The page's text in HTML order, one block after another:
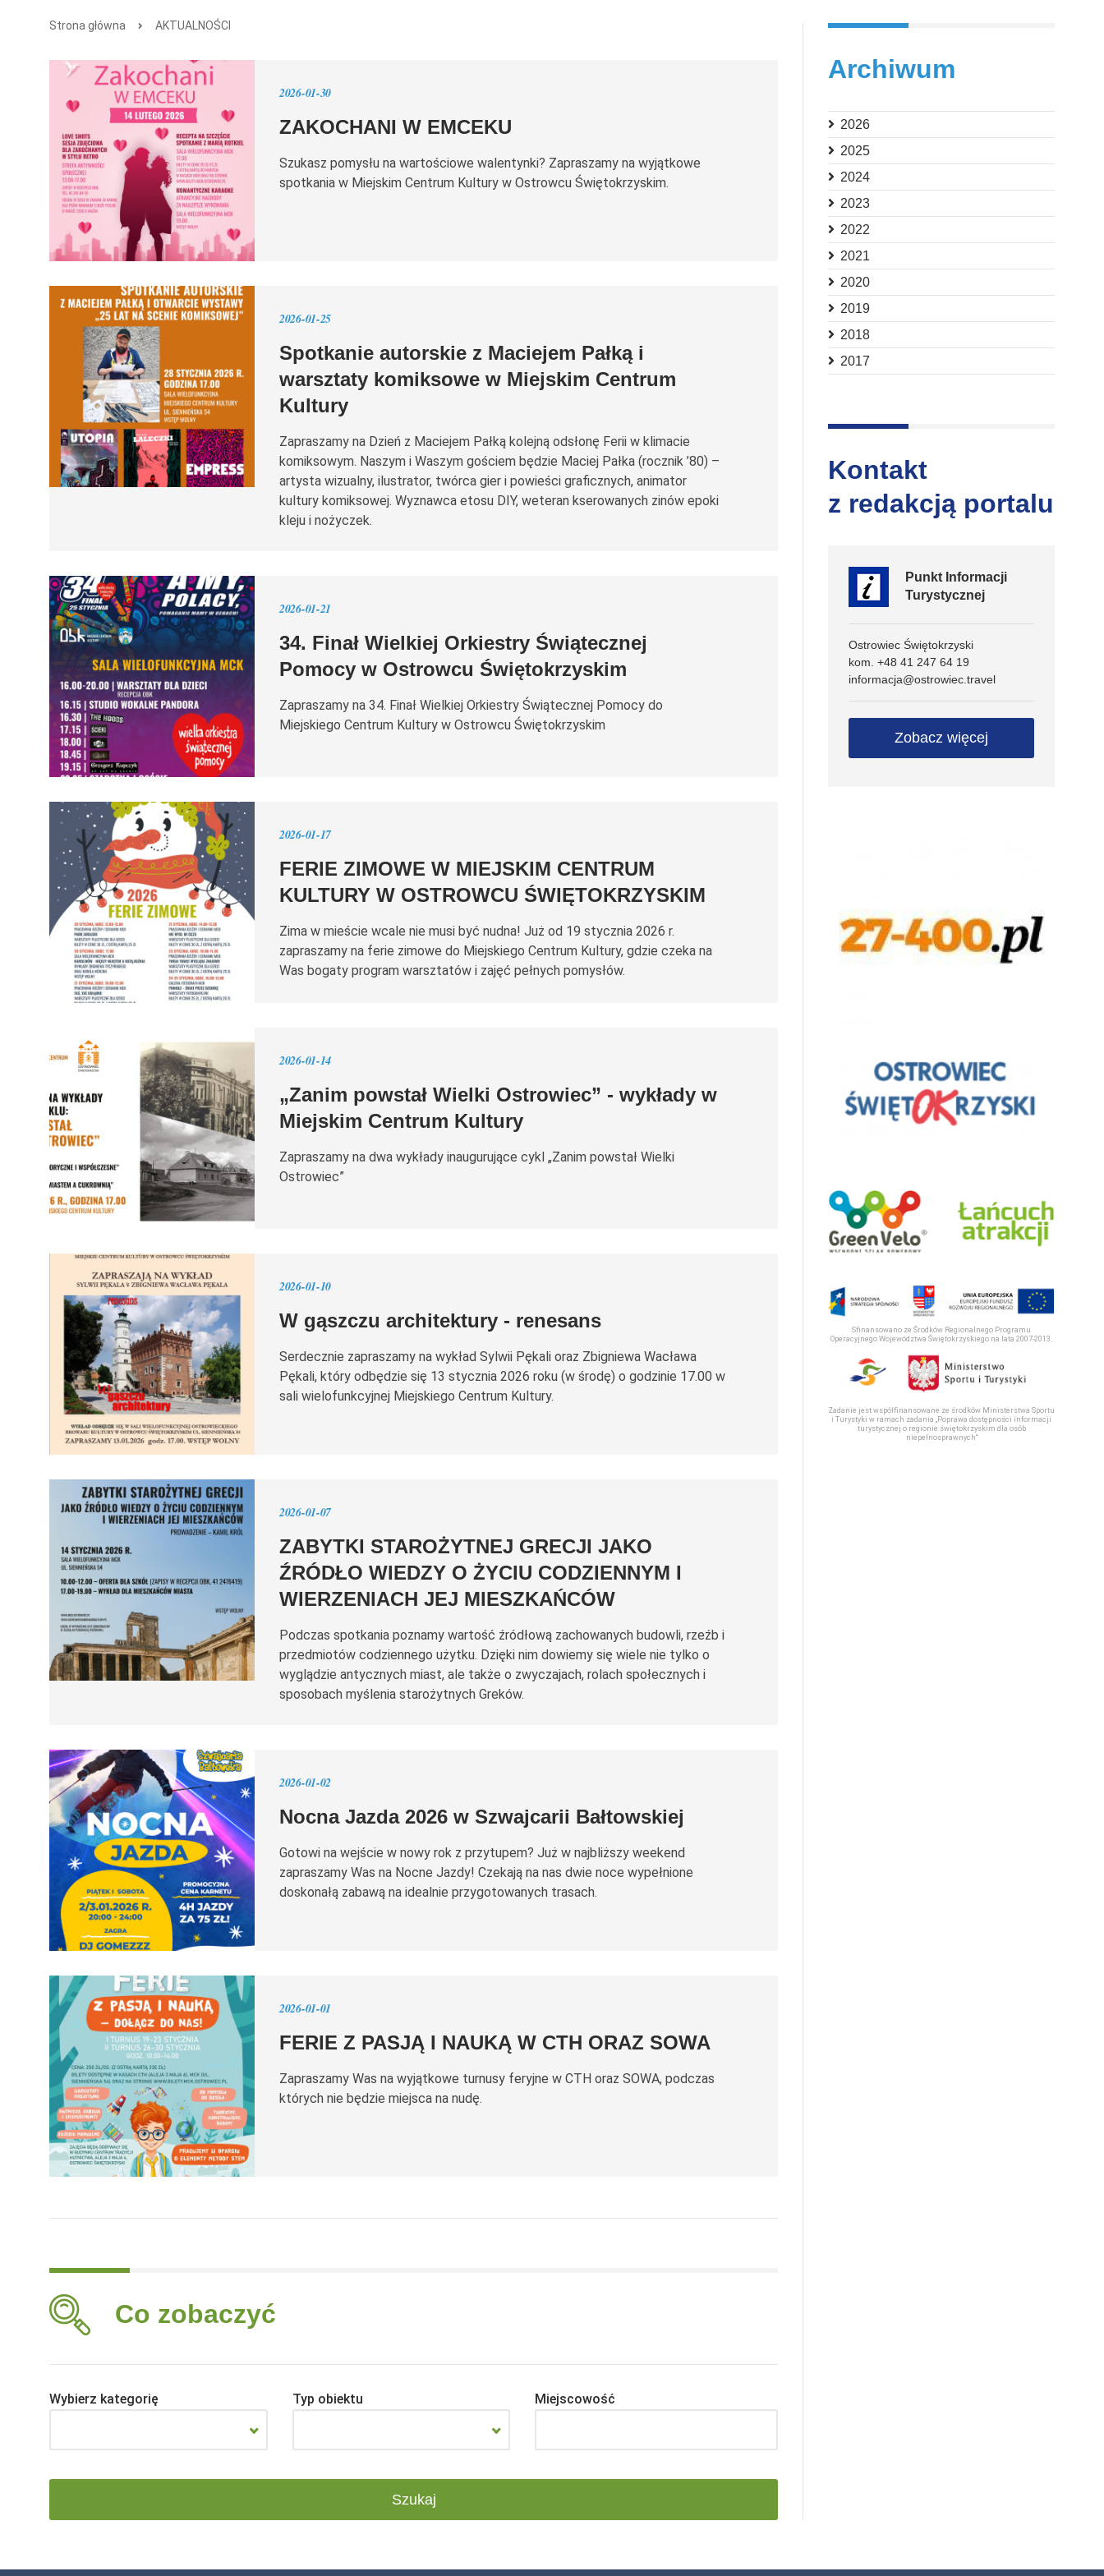
Strona główna AKTUALNOŚCI
2026-01-30
ZAKOCHANI W EMCEKU
Szukasz pomysłu na wartościowe walentynki? Zapraszamy na wyjątkowe
spotkania w Miejskim Centrum Kultury w Ostrowcu Świętokrzyskim.
2026-01-25
Spotkanie autorskie z Maciejem Pałką i
warsztaty komiksowe w Miejskim Centrum
Kultury
Zapraszamy na Dzień z Maciejem Pałką kolejną odsłonę Ferii w klimacie
komiksowym. Naszym i Waszym gościem będzie Maciej Pałka (rocznik ’80) –
artysta wizualny, ilustrator, twórca gier i powieści graficznych, animator
kultury komiksowej. Wyznawca etosu DIY, weteran kserowanych zinów epoki
kleju i nożyczek.
2026-01-21
34. Finał Wielkiej Orkiestry Świątecznej
Pomocy w Ostrowcu Świętokrzyskim
Zapraszamy na 34. Finał Wielkiej Orkiestry Świątecznej Pomocy do
Miejskiego Centrum Kultury w Ostrowcu Świętokrzyskim
2026-01-17
FERIE ZIMOWE W MIEJSKIM CENTRUM
KULTURY W OSTROWCU ŚWIĘTOKRZYSKIM
Zima w mieście wcale nie musi być nudna! Już od 19 stycznia 2026 r.
zapraszamy na ferie zimowe do Miejskiego Centrum Kultury, gdzie czeka na
Was bogaty program warsztatów i zajęć pełnych pomysłów.
2026-01-14
„Zanim powstał Wielki Ostrowiec” - wykłady w
Miejskim Centrum Kultury
Zapraszamy na dwa wykłady inaugurujące cykl „Zanim powstał Wielki
Ostrowiec”
2026-01-10
W gąszczu architektury - renesans
Serdecznie zapraszamy na wykład Sylwii Pękali oraz Zbigniewa Wacława
Pękali, który odbędzie się 13 stycznia 2026 roku (w środę) o godzinie 17.00 w
sali wielofunkcyjnej Miejskiego Centrum Kultury.
2026-01-07
ZABYTKI STAROŻYTNEJ GRECJI JAKO
ŹRÓDŁO WIEDZY O ŻYCIU CODZIENNYM I
WIERZENIACH JEJ MIESZKAŃCÓW
Podczas spotkania poznamy wartość źródłową zachowanych budowli, rzeźb i
przedmiotów codziennego użytku. Dzięki nim dowiemy się wiele nie tylko o
wyglądzie antycznych miast, ale także o zwyczajach, rolach społecznych i
sposobach myślenia starożytnych Greków.
2026-01-02
Nocna Jazda 2026 w Szwajcarii Bałtowskiej
Gotowi na wejście w nowy rok z przytupem? Już w najbliższy weekend
zapraszamy Was na Nocne Jazdy! Czekają na nas dwie noce wypełnione
doskonałą zabawą na idealnie przygotowanych trasach.
2026-01-01
FERIE Z PASJĄ I NAUKĄ W CTH ORAZ SOWA
Zapraszamy Was na wyjątkowe turnusy feryjne w CTH oraz SOWA, podczas
których nie będzie miejsca na nudę.
Co zobaczyć
Wybierz kategorię Typ obiektu Miejscowość
Archiwum
2026
2025
2024
2023
2022
2021
2020
2019
2018
2017
Kontakt
z redakcją portalu
Punkt Informacji
Turystycznej
Ostrowiec Świętokrzyski
kom. +48 41 247 64 19
informacja@ostrowiec.travel
Zobacz więcej
Sfinansowano ze Środków Regionalnego Programu
Operacyjnego Województwa Świętokrzyskiego na lata 2007-2013.
Zadanie jest współfinansowane ze środków Ministerstwa Sportu
i Turystyki w ramach zadania „Poprawa dostępności informacji
turystycznej o regionie świętokrzyskim dla osób
niepełnosprawnych“